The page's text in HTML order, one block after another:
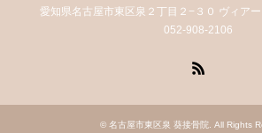
愛知県名古屋市東区泉２丁目２−３０ ヴィア
052-908-2106
© 名古屋市東区泉 葵接骨院 . All Rights